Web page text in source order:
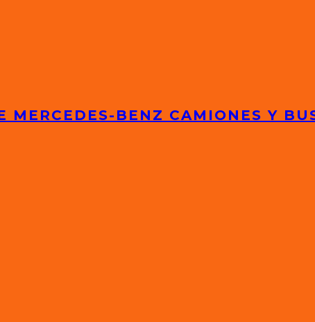
MERCEDES-BENZ CAMIONES Y